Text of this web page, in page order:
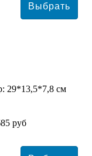
29*13,5*7,8 см
руб